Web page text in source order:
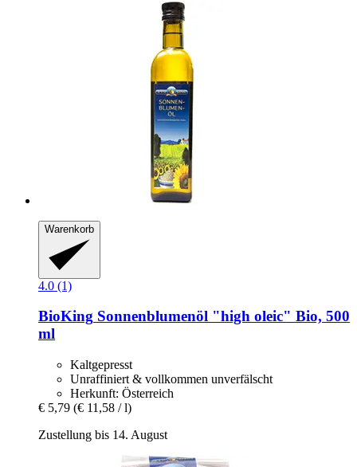
Warenkorb
4.0 (1)
BioKing Sonnenblumenöl "high oleic" Bio, 500
ml
Kaltgepresst
Unraffiniert & vollkommen unverfälscht
Herkunft: Österreich
€ 5,79 (€ 11,58 / l)
Zustellung bis 14. August